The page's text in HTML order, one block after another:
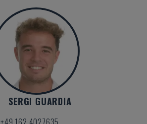
SERGI GUARDIA